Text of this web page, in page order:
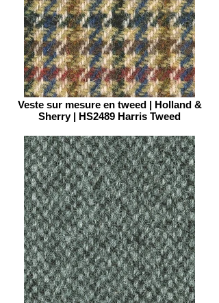
Veste sur mesure en tweed | Holland &
Sherry | HS2489 Harris Tweed